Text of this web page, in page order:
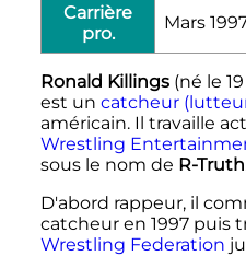
Carrière
pro.
Mars
Ronald Killings(né le
est un catcheur
américain. Il travaille
Wrestling
sous le nom de R-Truth
D'abord rappeur, il
catcheur en 1997 puis
Wrestling Federation